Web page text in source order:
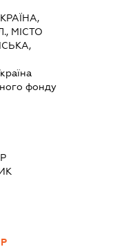
МІСТО
фонду